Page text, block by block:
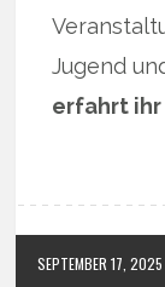
Jugend
erfahrt
SEPTEMBER 17, 2025